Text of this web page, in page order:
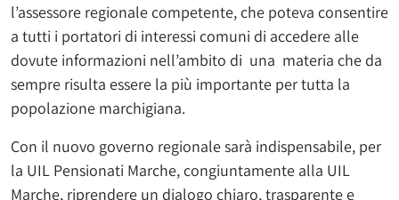
l’assessore regionale competente, che poteva consentire
a tutti i portatori di interessi comuni di accedere alle
dovute informazioni nell’ambito di una materia che da
sempre risulta essere la più importante per tutta la
popolazione marchigiana.
Con il nuovo governo regionale sarà indispensabile, per
la UIL Pensionati Marche, congiuntamente alla UIL
Marche, riprendere un dialogo chiaro, trasparente e